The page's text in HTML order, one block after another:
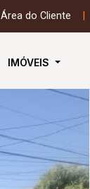
Área do Cliente
IMÓVEIS